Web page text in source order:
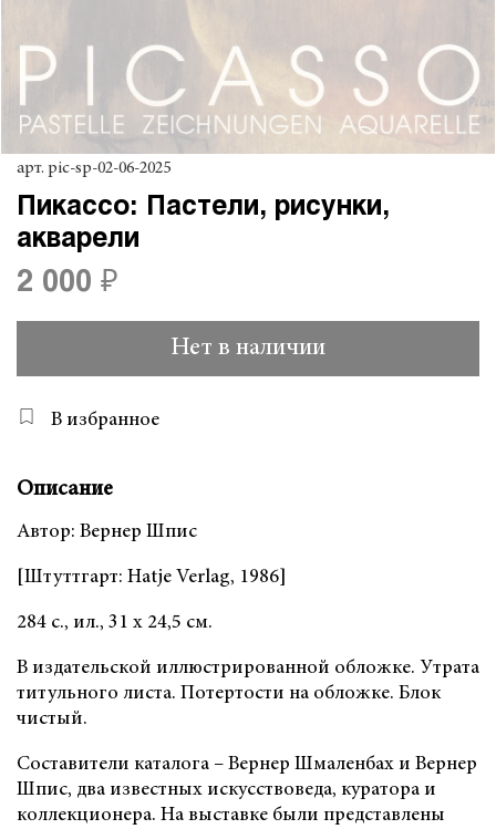
арт. pic-sp-02-06-2025
Пикассо: Пастели, рисунки,
акварели
2 000 ₽
Нет в наличии
В избранное
Описание
Автор: Вернер Шпис
[Штуттгарт: Hatje Verlag, 1986]
284 с., ил., 31 х 24,5 см.
В издательской иллюстрированной обложке. Утрата
титульного листа. Потертости на обложке. Блок
чистый.
Составители каталога – Вернер Шмаленбах и Вернер
Шпис, два известных искусствоведа, куратора и
коллекционера. На выставке были представлены